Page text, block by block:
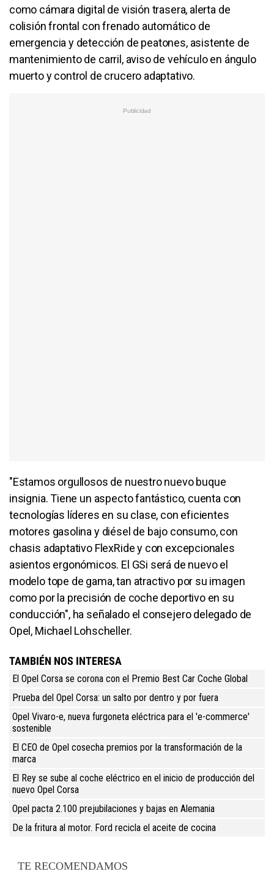
como cámara digital de visión trasera, alerta de
colisión frontal con frenado automático de
emergencia y detección de peatones, asistente de
mantenimiento de carril, aviso de vehículo en ángulo
muerto y control de crucero adaptativo.
"Estamos orgullosos de nuestro nuevo buque
insignia. Tiene un aspecto fantástico, cuenta con
tecnologías líderes en su clase, con eficientes
motores gasolina y diésel de bajo consumo, con
chasis adaptativo FlexRide y con excepcionales
asientos ergonómicos. El GSi será de nuevo el
modelo tope de gama, tan atractivo por su imagen
como por la precisión de coche deportivo en su
conducción", ha señalado el consejero delegado de
Opel, Michael Lohscheller.
TAMBIÉN NOS INTERESA
El Opel Corsa se corona con el Premio Best Car Coche Global
Prueba del Opel Corsa: un salto por dentro y por fuera
Opel Vivaro-e, nueva furgoneta eléctrica para el 'e-commerce'
sostenible
El CEO de Opel cosecha premios por la transformación de la
marca
El Rey se sube al coche eléctrico en el inicio de producción del
nuevo Opel Corsa
Opel pacta 2.100 prejubilaciones y bajas en Alemania
De la fritura al motor. Ford recicla el aceite de cocina
TE RECOMENDAMOS